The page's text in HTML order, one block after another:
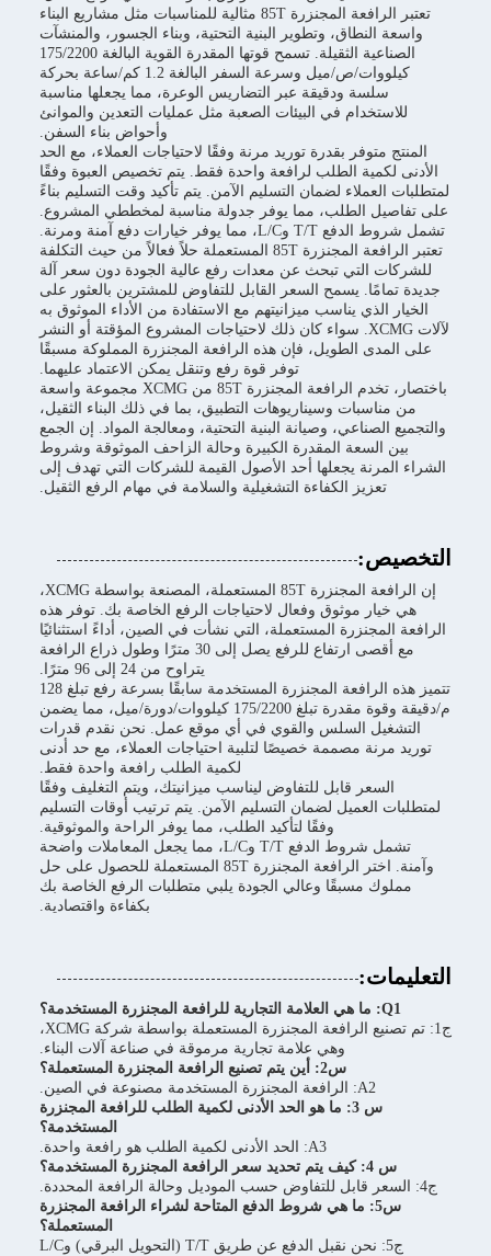
تعتبر الرافعة المجنزرة 85T مثالية للمناسبات مثل مشاريع البناء
واسعة النطاق، وتطوير البنية التحتية، وبناء الجسور، والمنشآت
الصناعية الثقيلة. تسمح قوتها المقدرة القوية البالغة 175/2200
كيلووات/ص/ميل وسرعة السفر البالغة 1.2 كم/ساعة بحركة
سلسة ودقيقة عبر التضاريس الوعرة، مما يجعلها مناسبة
للاستخدام في البيئات الصعبة مثل عمليات التعدين والموانئ
وأحواض بناء السفن.
المنتج متوفر بقدرة توريد مرنة وفقًا لاحتياجات العملاء، مع الحد
الأدنى لكمية الطلب لرافعة واحدة فقط. يتم تخصيص العبوة وفقًا
لمتطلبات العملاء لضمان التسليم الآمن. يتم تأكيد وقت التسليم بناءً
على تفاصيل الطلب، مما يوفر جدولة مناسبة لمخططي المشروع.
تشمل شروط الدفع T/T وL/C، مما يوفر خيارات دفع آمنة ومرنة.
تعتبر الرافعة المجنزرة 85T المستعملة حلاً فعالاً من حيث التكلفة
للشركات التي تبحث عن معدات رفع عالية الجودة دون سعر آلة
جديدة تمامًا. يسمح السعر القابل للتفاوض للمشترين بالعثور على
الخيار الذي يناسب ميزانيتهم ​​مع الاستفادة من الأداء الموثوق به
لآلات XCMG. سواء كان ذلك لاحتياجات المشروع المؤقتة أو النشر
على المدى الطويل، فإن هذه الرافعة المجنزرة المملوكة مسبقًا
توفر قوة رفع وتنقل يمكن الاعتماد عليهما.
باختصار، تخدم الرافعة المجنزرة 85T من XCMG مجموعة واسعة
من مناسبات وسيناريوهات التطبيق، بما في ذلك البناء الثقيل،
والتجميع الصناعي، وصيانة البنية التحتية، ومعالجة المواد. إن الجمع
بين السعة المقدرة الكبيرة وحالة الزاحف الموثوقة وشروط
الشراء المرنة يجعلها أحد الأصول القيمة للشركات التي تهدف إلى
تعزيز الكفاءة التشغيلية والسلامة في مهام الرفع الثقيل.
التخصيص:
إن الرافعة المجنزرة 85T المستعملة، المصنعة بواسطة XCMG،
هي خيار موثوق وفعال لاحتياجات الرفع الخاصة بك. توفر هذه
الرافعة المجنزرة المستعملة، التي نشأت في الصين، أداءً استثنائيًا
مع أقصى ارتفاع للرفع يصل إلى 30 مترًا وطول ذراع الرافعة
يتراوح من 24 إلى 96 مترًا.
تتميز هذه الرافعة المجنزرة المستخدمة سابقًا بسرعة رفع تبلغ 128
م/دقيقة وقوة مقدرة تبلغ 175/2200 كيلووات/دورة/ميل، مما يضمن
التشغيل السلس والقوي في أي موقع عمل. نحن نقدم قدرات
توريد مرنة مصممة خصيصًا لتلبية احتياجات العملاء، مع حد أدنى
لكمية الطلب رافعة واحدة فقط.
السعر قابل للتفاوض ليناسب ميزانيتك، ويتم التغليف وفقًا
لمتطلبات العميل لضمان التسليم الآمن. يتم ترتيب أوقات التسليم
وفقًا لتأكيد الطلب، مما يوفر الراحة والموثوقية.
تشمل شروط الدفع T/T وL/C، مما يجعل المعاملات واضحة
وآمنة. اختر الرافعة المجنزرة 85T المستعملة للحصول على حل
مملوك مسبقًا وعالي الجودة يلبي متطلبات الرفع الخاصة بك
بكفاءة واقتصادية.
التعليمات:
Q1: ما هي العلامة التجارية للرافعة المجنزرة المستخدمة؟
ج1: تم تصنيع الرافعة المجنزرة المستعملة بواسطة شركة XCMG،
وهي علامة تجارية مرموقة في صناعة آلات البناء.
س2: أين يتم تصنيع الرافعة المجنزرة المستعملة؟
A2: الرافعة المجنزرة المستخدمة مصنوعة في الصين.
س 3: ما هو الحد الأدنى لكمية الطلب للرافعة المجنزرة
المستخدمة؟
A3: الحد الأدنى لكمية الطلب هو رافعة واحدة.
س 4: كيف يتم تحديد سعر الرافعة المجنزرة المستخدمة؟
ج4: السعر قابل للتفاوض حسب الموديل وحالة الرافعة المحددة.
س5: ما هي شروط الدفع المتاحة لشراء الرافعة المجنزرة
المستعملة؟
ج5: نحن نقبل الدفع عن طريق T/T (التحويل البرقي) وL/C